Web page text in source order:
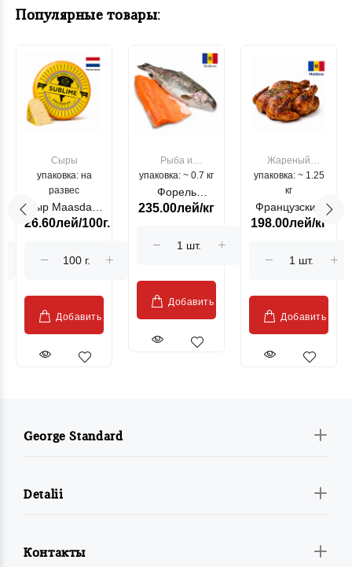
Популярные товары:
Сыры
упаковка: на
развес
Сыр Maasdam
Sublime Cow
26.60лей/100г.
Добавить
Рыба и
морепродукты
упаковка: ~ 0.7 кг
Форель
лососевая
Moldovenesc"
235.00лей/кг
Добавить
Жареный
цыпленок
упаковка: ~ 1.25
кг
Французский
гриль, кг
198.00лей/кг
Добавить
George Standard
Detalii
Контакты